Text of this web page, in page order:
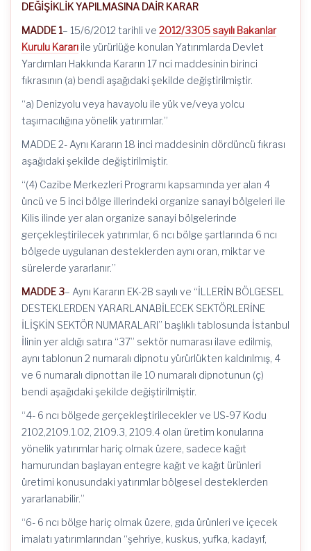
DEĞİŞİKLİK YAPILMASINA DAİR KARAR
MADDE 1– 15/6/2012 tarihli ve 2012/3305 sayılı Bakanlar
Kurulu Kararı ile yürürlüğe konulan Yatırımlarda Devlet
Yardımları Hakkında Kararın 17 nci maddesinin birinci
fıkrasının (a) bendi aşağıdaki şekilde değiştirilmiştir.
“a) Denizyolu veya havayolu ile yük ve/veya yolcu
taşımacılığına yönelik yatırımlar.”
MADDE 2- Aynı Kararın 18 inci maddesinin dördüncü fıkrası
aşağıdaki şekilde değiştirilmiştir.
“(4) Cazibe Merkezleri Programı kapsamında yer alan 4
üncü ve 5 inci bölge illerindeki organize sanayi bölgeleri ile
Kilis ilinde yer alan organize sanayi bölgelerinde
gerçekleştirilecek yatırımlar, 6 ncı bölge şartlarında 6 ncı
bölgede uygulanan desteklerden aynı oran, miktar ve
sürelerde yararlanır.”
MADDE 3– Aynı Kararın EK-2B sayılı ve “İLLERİN BÖLGESEL
DESTEKLERDEN YARARLANABİLECEK SEKTÖRLERİNE
İLİŞKİN SEKTÖR NUMARALARI” başlıklı tablosunda İstanbul
İlinin yer aldığı satıra “37” sektör numarası ilave edilmiş,
aynı tablonun 2 numaralı dipnotu yürürlükten kaldırılmış, 4
ve 6 numaralı dipnottan ile 10 numaralı dipnotunun (ç)
bendi aşağıdaki şekilde değiştirilmiştir.
“4- 6 ncı bölgede gerçekleştirilecekler ve US-97 Kodu
2102,2109.1.02, 2109.3, 2109.4 olan üretim konularına
yönelik yatırımlar hariç olmak üzere, sadece kağıt
hamurundan başlayan entegre kağıt ve kağıt ürünleri
üretimi konusundaki yatırımlar bölgesel desteklerden
yararlanabilir.”
“6- 6 ncı bölge hariç olmak üzere, gıda ürünleri ve içecek
imalatı yatırımlarından “şehriye, kuskus, yufka, kadayıf,